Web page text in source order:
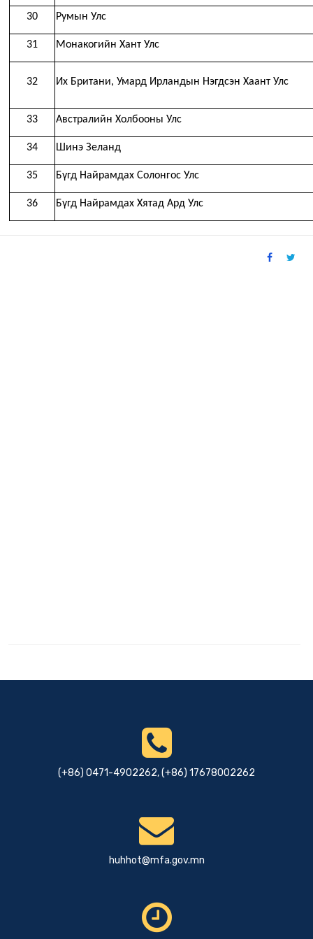
30 Румын Улс
31 Монакогийн Хант Улс
32 Их Британи, Умард Ирландын Нэгдсэн Хаант Улс
33 Австралийн Холбооны Улс
34 Шинэ Зеланд
35 Бүгд Найрамдах Солонгос Улс
36 Бүгд Найрамдах Хятад Ард Улс
(+86) 0471-4902262, (+86) 17678002262
huhhot@mfa.gov.mn